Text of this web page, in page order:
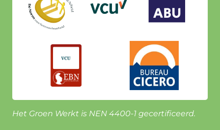
Het Groen Werkt is NEN 4400-1 gecertificeerd.